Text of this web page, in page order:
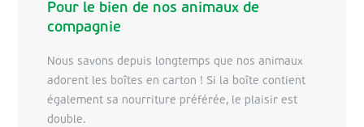
Pour le bien de nos animaux de
compagnie
Nous savons depuis longtemps que nos animaux
adorent les boîtes en carton ! Si la boîte contient
également sa nourriture préférée, le plaisir est
double.